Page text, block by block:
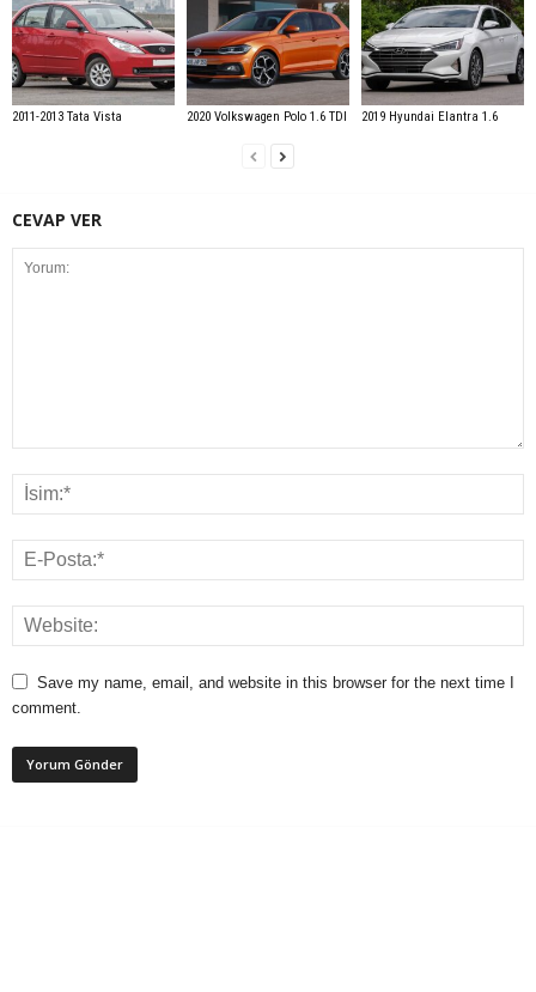
2011-2013 Tata Vista 2020 Volkswagen Polo 1.6 TDI 2019 Hyundai Elantra 1.6
CEVAP VER
Save my name, email, and website in this browser for the next time I
comment.